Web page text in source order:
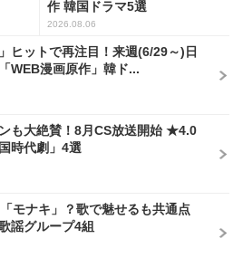
作 韓国ドラマ5選
2026.08.06
ヒットで再注目！来週(6/29～)日
WEB漫画原作」韓ド...
も大絶賛！8月CS放送開始 ★4.0
時代劇」4選
モナキ」？歌で魅せるも共通点
謡グループ4組